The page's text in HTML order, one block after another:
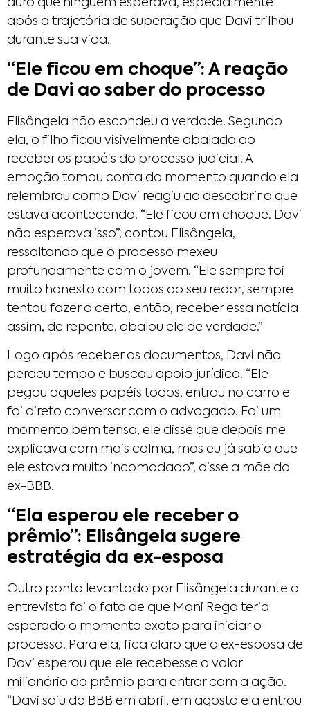
duro que ninguém esperava, especialmente
após a trajetória de superação que Davi trilhou
durante sua vida.
“Ele ficou em choque”: A reação
de Davi ao saber do processo
Elisângela não escondeu a verdade. Segundo
ela, o filho ficou visivelmente abalado ao
receber os papéis do processo judicial. A
emoção tomou conta do momento quando ela
relembrou como Davi reagiu ao descobrir o que
estava acontecendo. “Ele ficou em choque. Davi
não esperava isso”, contou Elisângela,
ressaltando que o processo mexeu
profundamente com o jovem. “Ele sempre foi
muito honesto com todos ao seu redor, sempre
tentou fazer o certo, então, receber essa notícia
assim, de repente, abalou ele de verdade.”
Logo após receber os documentos, Davi não
perdeu tempo e buscou apoio jurídico. “Ele
pegou aqueles papéis todos, entrou no carro e
foi direto conversar com o advogado. Foi um
momento bem tenso, ele disse que depois me
explicava com mais calma, mas eu já sabia que
ele estava muito incomodado”, disse a mãe do
ex-BBB.
“Ela esperou ele receber o
prêmio”: Elisângela sugere
estratégia da ex-esposa
Outro ponto levantado por Elisângela durante a
entrevista foi o fato de que Mani Rego teria
esperado o momento exato para iniciar o
processo. Para ela, fica claro que a ex-esposa de
Davi esperou que ele recebesse o valor
milionário do prêmio para entrar com a ação.
“Davi saiu do BBB em abril, em agosto ela entrou